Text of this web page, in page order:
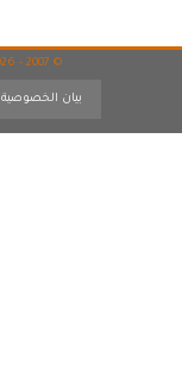
© 2007 - 2026
بيان الخصوصية